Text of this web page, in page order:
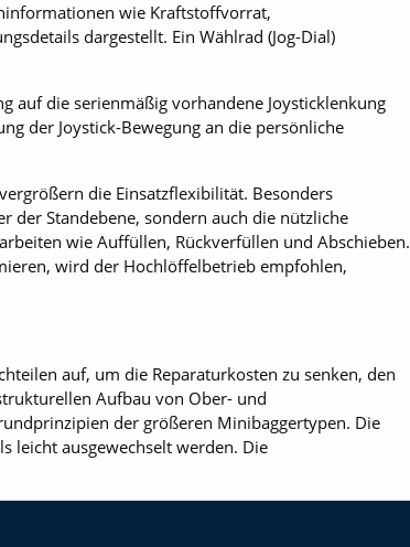
wie Kraftstoffvorrat,
dargestellt. Ein Wählrad (Jog-Dial)
auf die serienmäßig vorhandene Joysticklenkung
der Joystick-Bewegung an die persönliche
die Einsatzflexibilität. Besonders
der Standebene, sondern auch die nützliche
wie Auffüllen, Rückverfüllen und Abschieben.
wird der Hochlöffelbetrieb empfohlen,
auf, um die Reparaturkosten zu senken, den
Aufbau von Ober- und
der größeren Minibaggertypen. Die
leicht ausgewechselt werden. Die